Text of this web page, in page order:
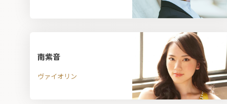
南紫音
ヴァイオリン